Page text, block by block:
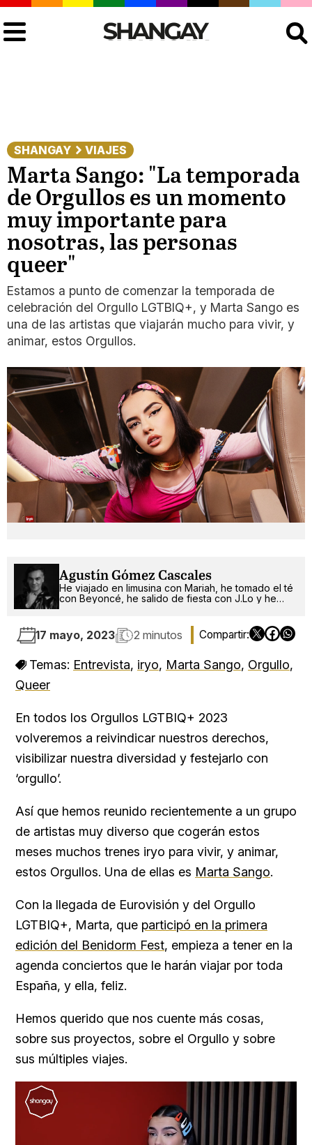
SHANGAY VIAJES
Marta Sango: "La temporada
de Orgullos es un momento
muy importante para
nosotras, las personas
queer"
Estamos a punto de comenzar la temporada de
celebración del Orgullo LGTBIQ+, y Marta Sango es
una de las artistas que viajarán mucho para vivir, y
animar, estos Orgullos.
Agustín Gómez Cascales
He viajado en limusina con Mariah, he tomado el té
con Beyoncé, he salido de fiesta con J.Lo y he
17 mayo, 2023 2 minutos
Temas: Entrevista, iryo, Marta Sango, Orgullo,
Queer
En todos los Orgullos LGTBIQ+ 2023
volveremos a reivindicar nuestros derechos,
visibilizar nuestra diversidad y festejarlo con
‘orgullo’.
Así que hemos reunido recientemente a un grupo
de artistas muy diverso que cogerán estos
meses muchos trenes iryo para vivir, y animar,
estos Orgullos. Una de ellas es Marta Sango.
Con la llegada de Eurovisión y del Orgullo
LGTBIQ+, Marta, que participó en la primera
edición del Benidorm Fest, empieza a tener en la
agenda conciertos que le harán viajar por toda
España, y ella, feliz.
Hemos querido que nos cuente más cosas,
sobre sus proyectos, sobre el Orgullo y sobre
sus múltiples viajes.